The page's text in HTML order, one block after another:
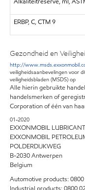
ERBP, C, CTM 9
Gezondheid en
http://
veiligheidsaanbevelingen voor
veiligheidsbladen (MSDS) op
Alle hierin gebruikte
handelsmerken of
Corporation of één van
01-2020
EXXONMOBIL
EXXONMOBIL
POLDERDIJKWEG
B-2030 Antwerpen
Belgium
Automotive products: